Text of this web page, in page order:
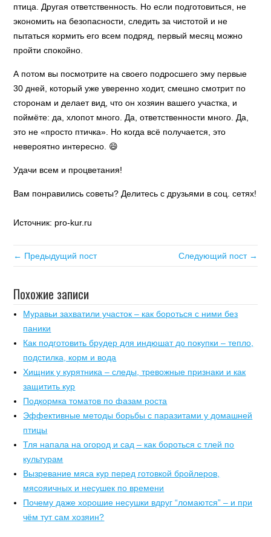
птица. Другая ответственность. Но если подготовиться, не
экономить на безопасности, следить за чистотой и не
пытаться кормить его всем подряд, первый месяц можно
пройти спокойно.
А потом вы посмотрите на своего подросшего эму первые
30 дней, который уже уверенно ходит, смешно смотрит по
сторонам и делает вид, что он хозяин вашего участка, и
поймёте: да, хлопот много. Да, ответственности много. Да,
это не «просто птичка». Но когда всё получается, это
невероятно интересно. 😄
Удачи всем и процветания!
Вам понравились советы? Делитесь с друзьями в соц. сетях!
Источник: pro-kur.ru
← Предыдущий пост Следующий пост →
Похожие записи
Муравьи захватили участок – как бороться с ними без
паники
Как подготовить брудер для индюшат до покупки – тепло,
подстилка, корм и вода
Хищник у курятника – следы, тревожные признаки и как
защитить кур
Подкормка томатов по фазам роста
Эффективные методы борьбы с паразитами у домашней
птицы
Тля напала на огород и сад – как бороться с тлей по
культурам
Вызревание мяса кур перед готовкой бройлеров,
мясояичных и несушек по времени
Почему даже хорошие несушки вдруг “ломаются” – и при
чём тут сам хозяин?